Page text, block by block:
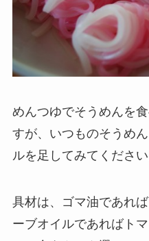
めんつゆでそうめんを
すが、いつものそうめ
ルを足してみてください
具材は、ゴマ油であれ
ーブオイルであればト